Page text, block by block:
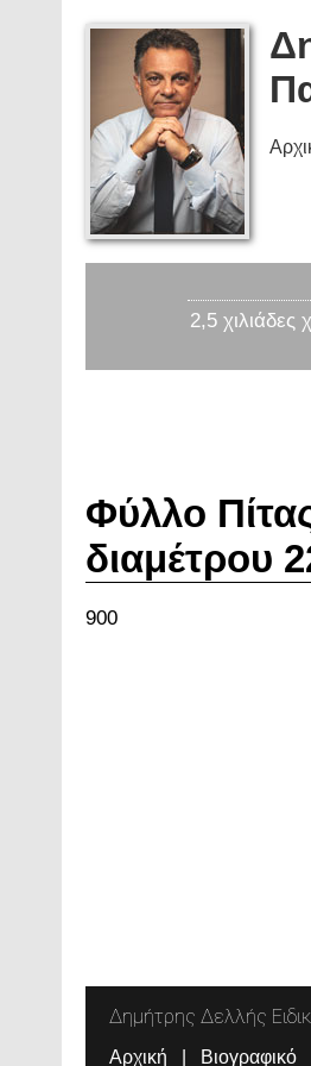
2,5 χιλιάδες
Φύλλο
διαμέτρου
900
Δημήτρης Δελλής
Αρχική Βιογραφικό